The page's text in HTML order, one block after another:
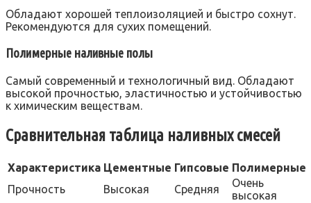
Обладают хорошей теплоизоляцией и быстро сохнут.
Рекомендуются для сухих помещений.
Полимерные наливные полы
Самый современный и технологичный вид. Обладают
высокой прочностью, эластичностью и устойчивостью
к химическим веществам.
Сравнительная таблица наливных смесей
Характеристика Цементные Гипсовые Полимерные
Прочность
Высокая Средняя
Очень
высокая